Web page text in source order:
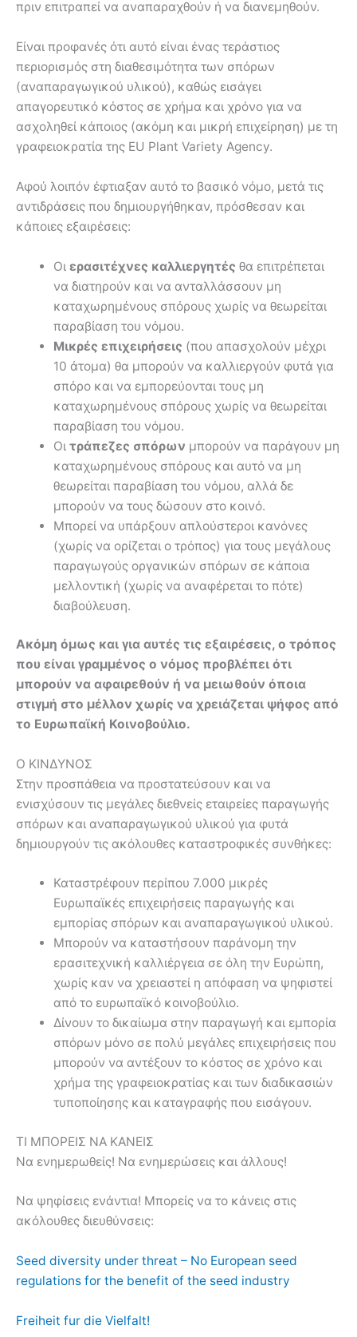
πριν επιτραπεί να αναπαραχθούν ή να διανεμηθούν.
Είναι προφανές ότι αυτό είναι ένας τεράστιος
περιορισμός στη διαθεσιμότητα των σπόρων
(αναπαραγωγικού υλικού), καθώς εισάγει
απαγορευτικό κόστος σε χρήμα και χρόνο για να
ασχοληθεί κάποιος (ακόμη και μικρή επιχείρηση) με τη
γραφειοκρατία της EU Plant Variety Agency.
Αφού λοιπόν έφτιαξαν αυτό το βασικό νόμο, μετά τις
αντιδράσεις που δημιουργήθηκαν, πρόσθεσαν και
κάποιες εξαιρέσεις:
Οι ερασιτέχνες καλλιεργητές θα επιτρέπεται
να διατηρούν και να ανταλλάσσουν μη
καταχωρημένους σπόρους χωρίς να θεωρείται
παραβίαση του νόμου.
Μικρές επιχειρήσεις (που απασχολούν μέχρι
10 άτομα) θα μπορούν να καλλιεργούν φυτά για
σπόρο και να εμπορεύονται τους μη
καταχωρημένους σπόρους χωρίς να θεωρείται
παραβίαση του νόμου.
Οι τράπεζες σπόρων μπορούν να παράγουν μη
καταχωρημένους σπόρους και αυτό να μη
θεωρείται παραβίαση του νόμου, αλλά δε
μπορούν να τους δώσουν στο κοινό.
Μπορεί να υπάρξουν απλούστεροι κανόνες
(χωρίς να ορίζεται ο τρόπος) για τους μεγάλους
παραγωγούς οργανικών σπόρων σε κάποια
μελλοντική (χωρίς να αναφέρεται το πότε)
διαβούλευση.
Ακόμη όμως και για αυτές τις εξαιρέσεις, ο τρόπος
που είναι γραμμένος ο νόμος προβλέπει ότι
μπορούν να αφαιρεθούν ή να μειωθούν όποια
στιγμή στο μέλλον χωρίς να χρειάζεται ψήφος από
το Ευρωπαϊκή Κοινοβούλιο.
Ο ΚΙΝΔΥΝΟΣ
Στην προσπάθεια να προστατεύσουν και να
ενισχύσουν τις μεγάλες διεθνείς εταιρείες παραγωγής
σπόρων και αναπαραγωγικού υλικού για φυτά
δημιουργούν τις ακόλουθες καταστροφικές συνθήκες:
Καταστρέφουν περίπου 7.000 μικρές
Ευρωπαϊκές επιχειρήσεις παραγωγής και
εμπορίας σπόρων και αναπαραγωγικού υλικού.
Μπορούν να καταστήσουν παράνομη την
ερασιτεχνική καλλιέργεια σε όλη την Ευρώπη,
χωρίς καν να χρειαστεί η απόφαση να ψηφιστεί
από το ευρωπαϊκό κοινοβούλιο.
Δίνουν το δικαίωμα στην παραγωγή και εμπορία
σπόρων μόνο σε πολύ μεγάλες επιχειρήσεις που
μπορούν να αντέξουν το κόστος σε χρόνο και
χρήμα της γραφειοκρατίας και των διαδικασιών
τυποποίησης και καταγραφής που εισάγουν.
ΤΙ ΜΠΟΡΕΙΣ ΝΑ ΚΑΝΕΙΣ
Να ενημερωθείς! Να ενημερώσεις και άλλους!
Να ψηφίσεις ενάντια! Μπορείς να το κάνεις στις
ακόλουθες διευθύνσεις:
Seed diversity under threat – No European seed
regulations for the benefit of the seed industry
Freiheit fur die Vielfalt!